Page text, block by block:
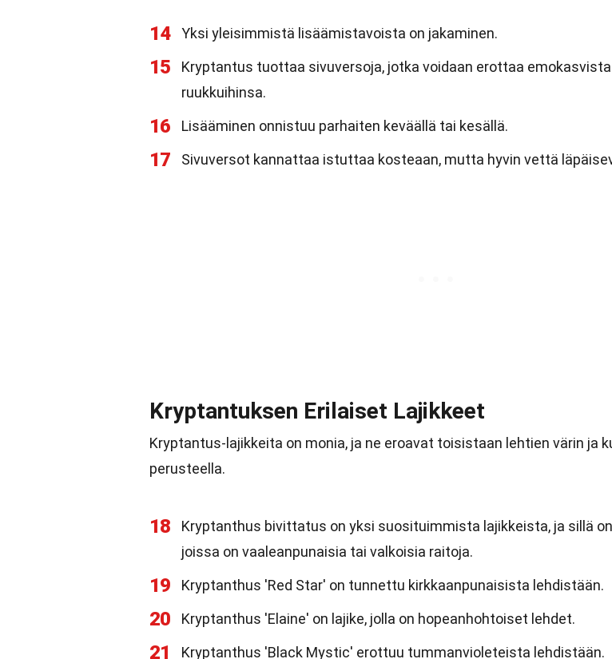
14 Yksi yleisimmistä lisäämistavoista on jakaminen.
15
Kryptantus tuottaa sivuversoja, jotka voidaan erottaa
ruukkuihinsa.
16 Lisääminen onnistuu parhaiten keväällä tai kesällä.
17 Sivuversot kannattaa istuttaa kosteaan, mutta hyvin vettä
Kryptantuksen Erilaiset Lajikkeet
Kryptantus-lajikkeita on monia, ja ne eroavat toisistaan lehtien värin ja
perusteella.
18
Kryptanthus bivittatus on yksi suosituimmista lajikkeista, ja sillä
joissa on vaaleanpunaisia tai valkoisia raitoja.
19 Kryptanthus 'Red Star' on tunnettu kirkkaanpunaisista lehdistään.
20 Kryptanthus 'Elaine' on lajike, jolla on hopeanhohtoiset lehdet.
21 Kryptanthus 'Black Mystic' erottuu tummanvioleteista lehdistään.